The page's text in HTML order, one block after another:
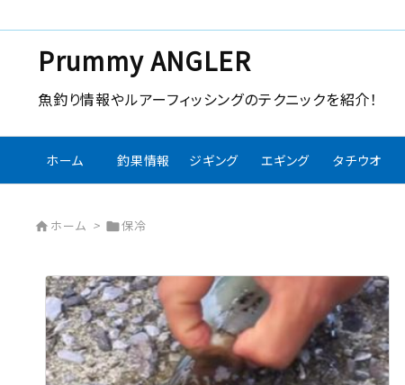
Prummy ANGLER
魚釣り情報やルアーフィッシングのテクニックを紹介！
ホーム 釣果情報 ジギング エギング タチウオ
 ホーム > 保冷